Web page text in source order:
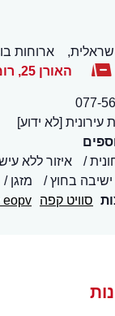
ארוחות
האורן 25, רוממה
077-
עירונית [לא ידוע]
איזור ללא
ישיבה בחוץ מזגן
סוויט קפה eopv